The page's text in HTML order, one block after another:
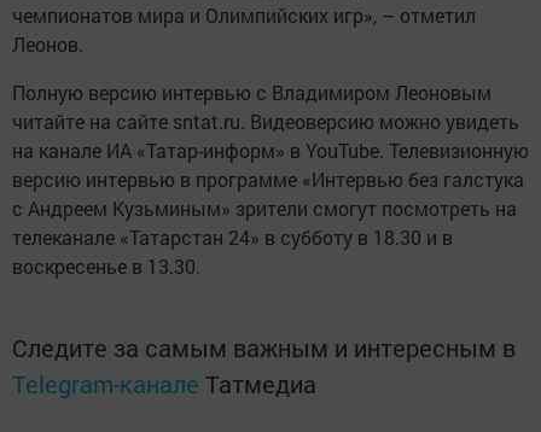
чемпионатов мира и Олимпийских игр», – отметил
Леонов.
Полную версию интервью с Владимиром Леоновым
читайте на сайте sntat.ru. Видеоверсию можно увидеть
на канале ИА «Татар-информ» в YouTube. Телевизионную
версию интервью в программе «Интервью без галстука
с Андреем Кузьминым» зрители смогут посмотреть на
телеканале «Татарстан 24» в субботу в 18.30 и в
воскресенье в 13.30.
Следите за самым важным и интересным в
Telegram-канале Татмедиа